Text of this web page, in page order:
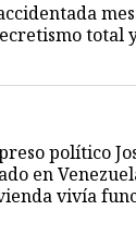
total
político
en
vivía